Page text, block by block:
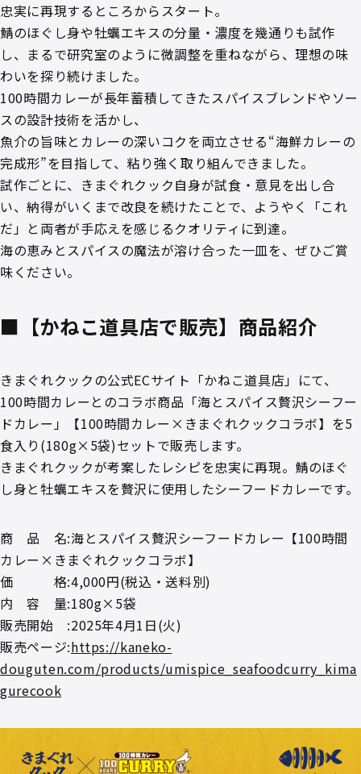
忠実に再現するところからスタート。
鯖のほぐし身や牡蠣エキスの分量・濃度を幾通りも試作
し、まるで研究室のように微調整を重ねながら、理想の味
わいを探り続けました。
100時間カレーが長年蓄積してきたスパイスブレンドやソー
スの設計技術を活かし、
魚介の旨味とカレーの深いコクを両立させる“海鮮カレーの
完成形”を目指して、粘り強く取り組んできました。
試作ごとに、きまぐれクック自身が試食・意見を出し合
い、納得がいくまで改良を続けたことで、ようやく「これ
だ」と両者が手応えを感じるクオリティに到達。
海の恵みとスパイスの魔法が溶け合った一皿を、ぜひご賞
味ください。
■【かねこ道具店で販売】商品紹介
きまぐれクックの公式ECサイト「かねこ道具店」にて、
100時間カレーとのコラボ商品「海とスパイス贅沢シーフー
ドカレー」【100時間カレー×きまぐれクックコラボ】を5
食入り(180g×5袋)セットで販売します。
きまぐれクックが考案したレシピを忠実に再現。鯖のほぐ
し身と牡蠣エキスを贅沢に使用したシーフードカレーです。
商 品 名:海とスパイス贅沢シーフードカレー【100時間
カレー×きまぐれクックコラボ】
価 格:4,000円(税込・送料別)
内 容 量:180g×5袋
販売開始 :2025年4月1日(火)
販売ページ:https://kaneko-
douguten.com/products/umispice_seafoodcurry_kima
gurecook